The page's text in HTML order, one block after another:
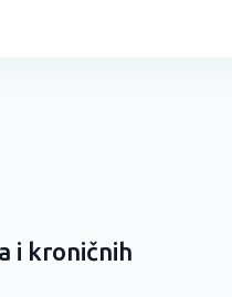
i kroničnih